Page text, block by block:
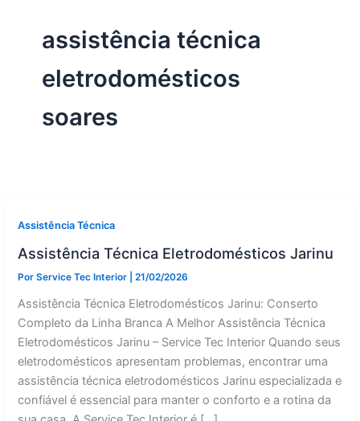
assistência técnica
eletrodomésticos
soares
Assistência Técnica
Assistência Técnica Eletrodomésticos Jarinu
PorService Tec Interior |21/02/2026
Assistência Técnica Eletrodomésticos Jarinu: Conserto
Completo da Linha Branca A Melhor Assistência Técnica
Eletrodomésticos Jarinu – Service Tec Interior Quando seus
eletrodomésticos apresentam problemas, encontrar uma
assistência técnica eletrodomésticos Jarinu especializada e
confiável é essencial para manter o conforto e a rotina da